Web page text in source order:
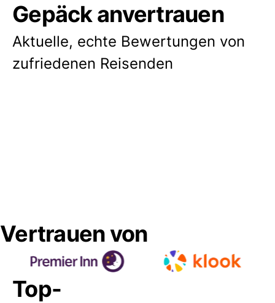
Gepäck anvertrauen
Aktuelle, echte Bewertungen von
zufriedenen Reisenden
Vertrauen von
Top-